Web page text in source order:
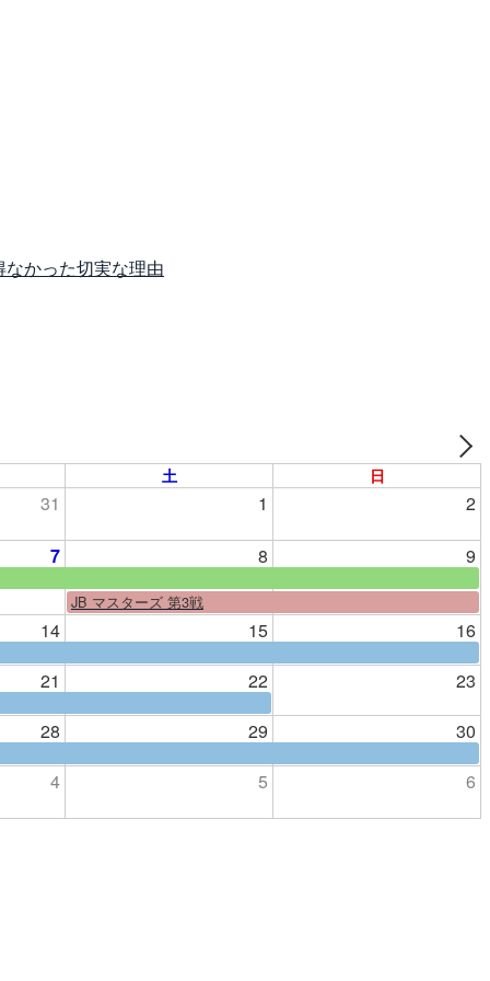
かった切実な理由
土 日
31 1 2
7 8 9
JB マスターズ 第3戦
14 15
16
21
22
23
28
29
30
4
5 6